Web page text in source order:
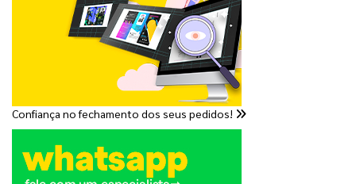
Confiança no fechamento dos seus pedidos!